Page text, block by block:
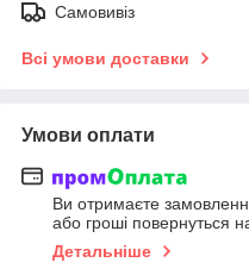
Самовивіз
Всі умови доставки
Умови оплати
Ви отримаєте
або гроші повернуться
Детальніше